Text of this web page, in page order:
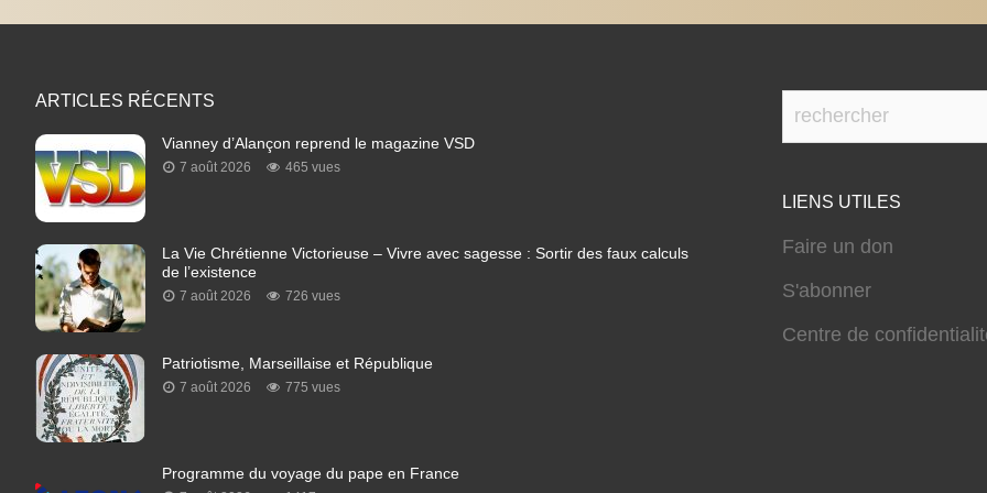
ARTICLES RÉCENTS
Vianney d’Alançon reprend le magazine VSD
7 août 2026 465 vues
La Vie Chrétienne Victorieuse – Vivre avec sagesse : Sortir des faux calculs
de l’existence
7 août 2026 726 vues
Patriotisme, Marseillaise et République
7 août 2026 775 vues
Programme du voyage du pape en France
LIENS UTILES
Faire un don
S'abonner
Centre de